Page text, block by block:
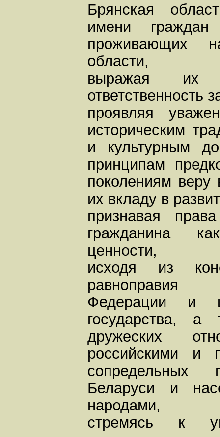
Брянская
имени граждан
проживающих
области,
выражая их
ответственность
проявляя
историческим
и культурным
принципам
поколениям веру
их вкладу в
признавая
гражданина
ценности,
исходя из
равноправия
Федерации и
государства, а
дружеских
российскими и
сопредельных
Беларуси и
народами,
стремясь к